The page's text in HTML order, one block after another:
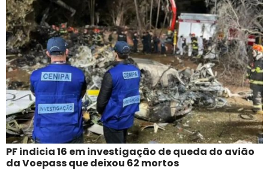
PF indicia 16 em investigação de queda do avião
da Voepass que deixou 62 mortos